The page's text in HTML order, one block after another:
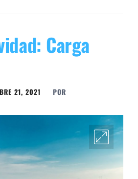
Carga
21, 2021
POR